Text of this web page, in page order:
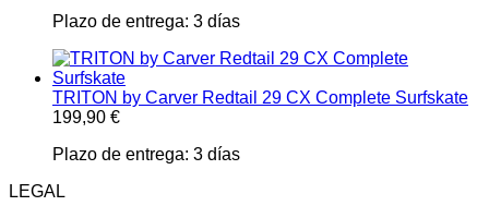
Plazo de entrega: 3 días
TRITON by Carver Redtail 29 CX Complete Surfskate
199,90 €
Plazo de entrega: 3 días
LEGAL